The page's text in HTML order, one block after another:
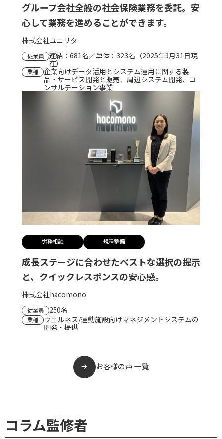
グループ会社全般の社会保険業務を委託。安
心して業務を進めることができます。
株式会社ユニリタ
従業員
連結：681名／単体：323名（2025年3月31日現
在）
業種
企業向けデータ活用とシステム運用に関する製
品・サービス開発と販売、周辺システム開発、コ
ンサルテーション事業
労務相談 規程整備
成長ステージに合わせたベストな選択の提示
と、クイックレスポンスの安心感。
株式会社hacomono
従業員 250名
業種
ウェルネス/運動施設向けマネジメントシステムの
開発・提供
お客様の声 一覧
コラム監修者